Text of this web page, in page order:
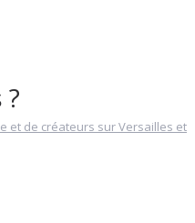
et de créateurs sur Versailles et